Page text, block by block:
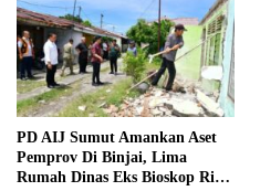
PD AIJ Sumut Amankan Aset
Pemprov Di Binjai, Lima
Rumah Dinas Eks Bioskop Ria